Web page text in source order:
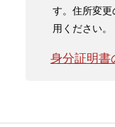
す。住所変更
用ください。
身分証明書